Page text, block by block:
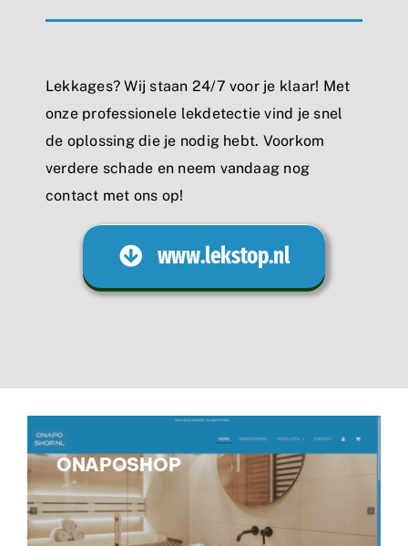
Lekkages? Wij staan 24/7 voor je klaar! Met
onze professionele lekdetectie vind je snel
de oplossing die je nodig hebt. Voorkom
verdere schade en neem vandaag nog
contact met ons op!
www.lekstop.nl
ONAPOSHOP